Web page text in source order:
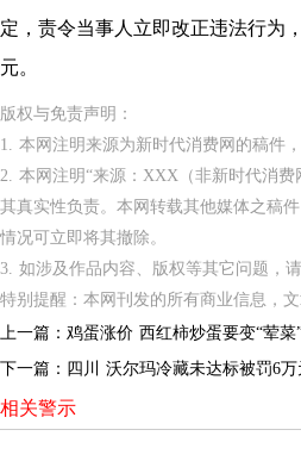
定，责令当事人立即改正违法行为
元。
版权与免责声明：
1. 本网注明来源为新时代消费网的稿件
2. 本网注明“来源：XXX（非新时代消
其真实性负责。本网转载其他媒体之稿
情况可立即将其撤除。
3. 如涉及作品内容、版权等其它问题，
特别提醒：本网刊发的所有商业信息，
上一篇： 鸡蛋涨价 西红柿炒蛋要变“荤菜
下一篇： 四川 沃尔玛冷藏未达标被罚6万
相关警示